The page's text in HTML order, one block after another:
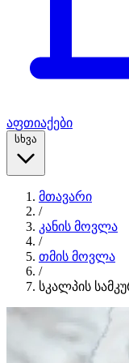
აფთიაქები
სხვა
მთავარი
/
კანის მოვლა
/
თმის მოვლა
/
სკალპის